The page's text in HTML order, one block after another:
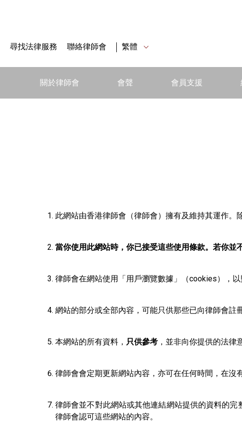
尋找法律服務 聯絡律師會 繁體
關於律師會 會聲 會員支援
此網站由香港律師會（律師會）擁有及維持其運作。
當你使用此網站時，你已接受這些使用條款。若你並
律師會在網站使用「用戶瀏覽數據」（cookies），
網站的部分或全部內容，可能只供那些已向律師會註
本網站的所有資料， 只供參考 ，並非向你提供的法律
律師會會定期更新網站內容，亦可在任何時間，在沒
律師會並不對此網站或其他連結網站提供的資料的
律師會認可這些網站的內容。